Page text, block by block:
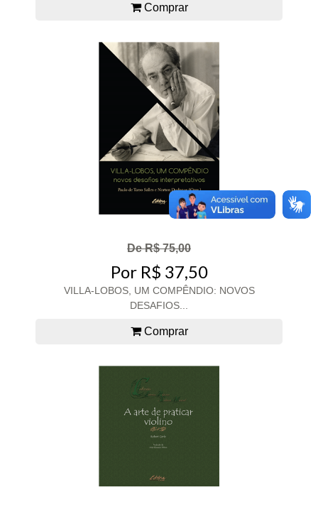
Comprar
De R$ 75,00
Por R$ 37,50
VILLA-LOBOS, UM COMPÊNDIO: NOVOS
DESAFIOS...
Comprar